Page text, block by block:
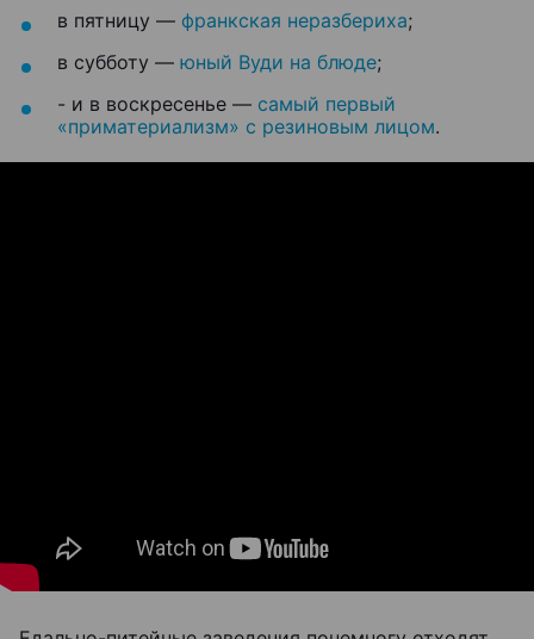
в пятницу — франкская неразбериха;
в субботу — юный Вуди на блюде;
- и в воскресенье — самый первый
«приматериализм» с резиновым лицом.